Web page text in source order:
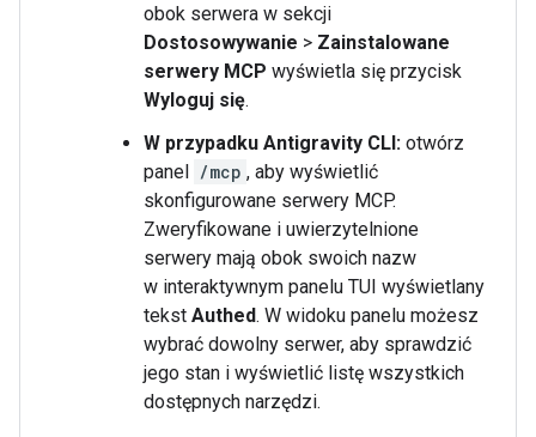
obok serwera w sekcji
Dostosowywanie > Zainstalowane
serwery MCP wyświetla się przycisk
Wyloguj się.
W przypadku Antigravity CLI: otwórz
panel /mcp , aby wyświetlić
skonfigurowane serwery MCP.
Zweryfikowane i uwierzytelnione
serwery mają obok swoich nazw
w interaktywnym panelu TUI wyświetlany
tekst Authed. W widoku panelu możesz
wybrać dowolny serwer, aby sprawdzić
jego stan i wyświetlić listę wszystkich
dostępnych narzędzi.